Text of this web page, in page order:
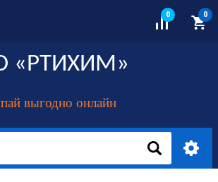
0 0
«РТИХИМ»
выгодно онлайн